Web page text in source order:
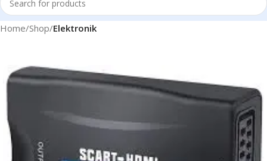
Home Shop Elektronik